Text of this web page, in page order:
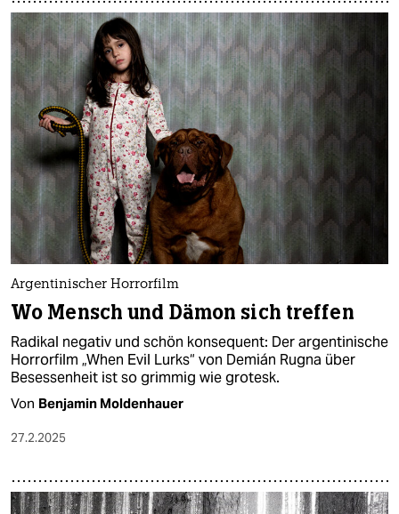
Argentinischer Horrorfilm
Wo Mensch und Dämon sich treffen
Radikal negativ und schön konsequent: Der argentinische
Horrorfilm „When Evil Lurks“ von Demián Rugna über
Besessenheit ist so grimmig wie grotesk.
Von Benjamin Moldenhauer
27.2.2025